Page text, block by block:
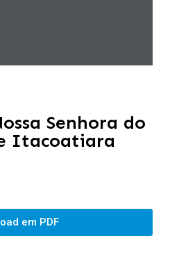
Senhora do
Itacoatiara
em PDF